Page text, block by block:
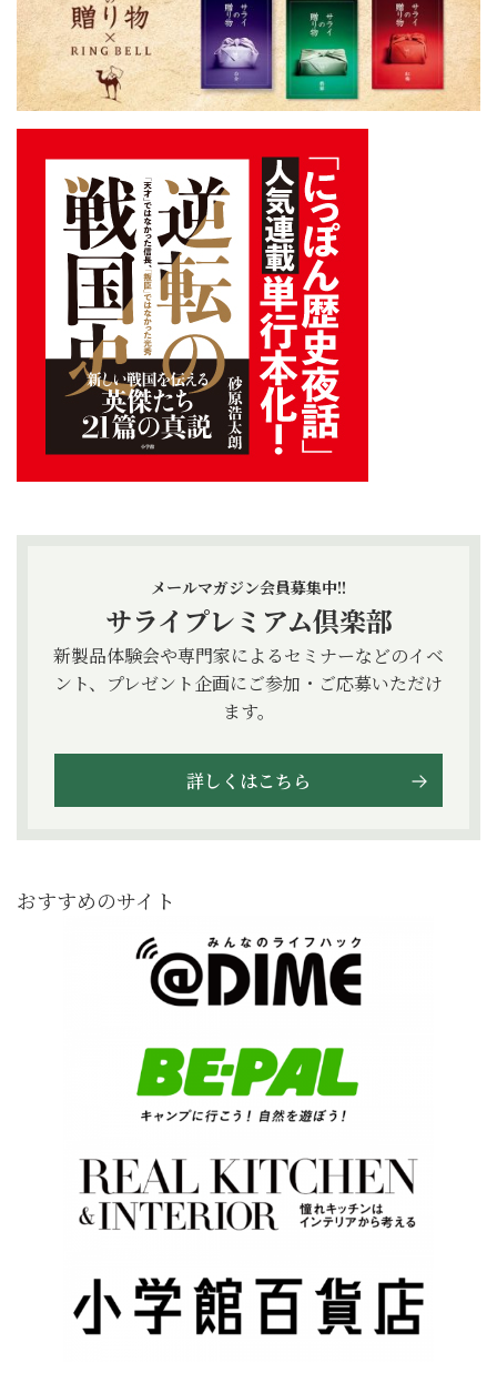
メールマガジン会員募集中!!
サライプレミアム倶楽部
新製品体験会や専門家によるセミナーなどのイベ
ント、プレゼント企画にご参加・ご応募いただけ
ます。
詳しくはこちら
おすすめのサイト